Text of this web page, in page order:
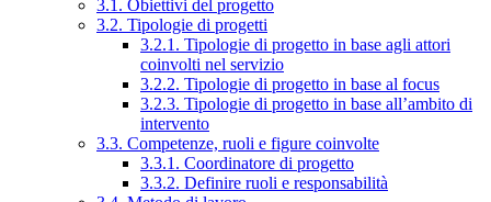
3.1. Obiettivi del progetto
3.2. Tipologie di progetti
3.2.1. Tipologie di progetto in base agli attori
coinvolti nel servizio
3.2.2. Tipologie di progetto in base al focus
3.2.3. Tipologie di progetto in base all’ambito di
intervento
3.3. Competenze, ruoli e figure coinvolte
3.3.1. Coordinatore di progetto
3.3.2. Definire ruoli e responsabilità